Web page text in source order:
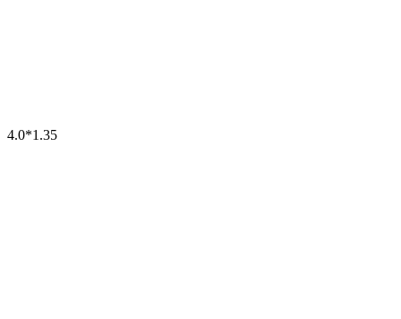
4.0*1.35